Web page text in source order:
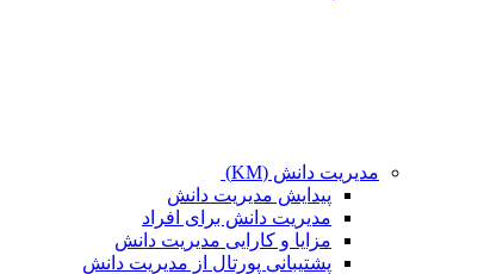
مدیریت دانش (KM)
پیدایش مدیریت دانش
مدیریت دانش برای افراد
مزایا و کارایی مدیریت دانش
پشتیبانی پورتال از مدیریت دانش